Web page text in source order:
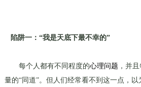
陷阱一：“我是天底下最不幸的”
每个人都有不同程度的心理问题 ，并
量的“同道”。但人们经常看不到这一点，以